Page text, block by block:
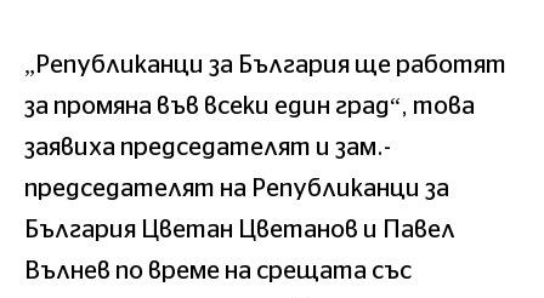
„Републиканци за България ще работят
за промяна във всеки един град“, това
заявиха председателят и зам.-
председателят на Републиканци за
България Цветан Цветанов и Павел
Вълнев по време на срещата със